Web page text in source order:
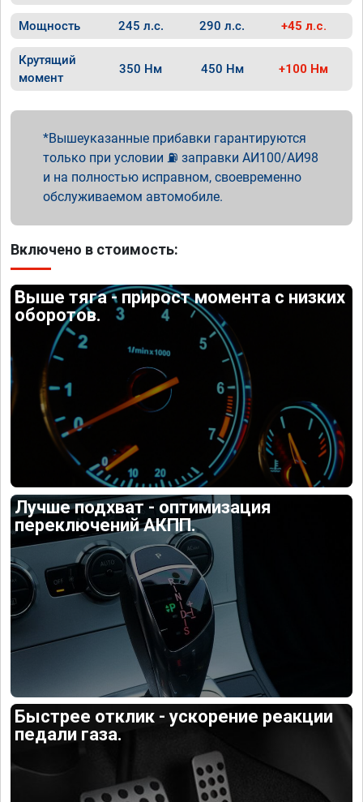
Мощность 245 л.с. 290 л.с. +45 л.с.
Крутящий
момент
350 Нм 450 Нм +100 Нм
Вышеуказанные прибавки гарантируются
только при условии ⛽ заправки АИ100/АИ98
и на полностью исправном, своевременно
обслуживаемом автомобиле.
Включено в стоимость:
Выше тяга - прирост момента с низких
оборотов.
Лучше подхват - оптимизация
переключений АКПП.
Быстрее отклик - ускорение реакции
педали газа.